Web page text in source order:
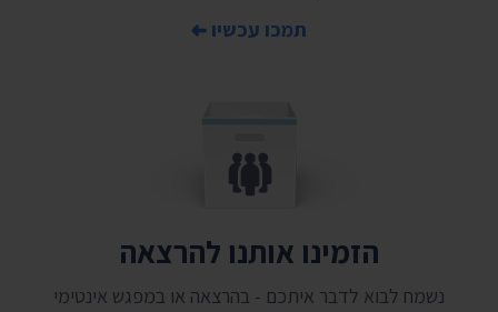
תמכו עכשיו
הזמינו אותנו להרצאה
נשמח לבוא לדבר איתכם - בהרצאה או במפגש אינטימי